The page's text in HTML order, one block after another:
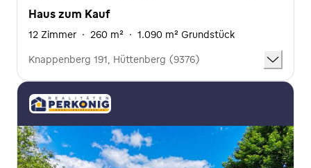
Haus zum Kauf
12 Zimmer · 260 m² · 1.090 m² Grundstück
Knappenberg 191, Hüttenberg (9376)